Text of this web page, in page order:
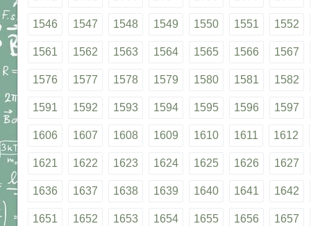
1546 1547 1548 1549 1550 1551 1552
1561 1562 1563 1564 1565 1566 1567
1576 1577 1578 1579 1580 1581 1582
1591 1592 1593 1594 1595 1596 1597
1606 1607 1608 1609 1610 1611 1612
1621 1622 1623 1624 1625 1626 1627
1636 1637 1638 1639 1640 1641 1642
1651 1652 1653 1654 1655 1656 1657